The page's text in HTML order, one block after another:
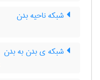
شبکه ناحیه بدن
شبکه ی بدن به بدن